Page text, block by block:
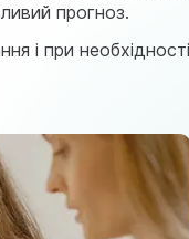
прогноз.
і при